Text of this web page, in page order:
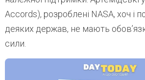
Accords), розроблені NASA, хоч і
деяких держав, не мають
сили.